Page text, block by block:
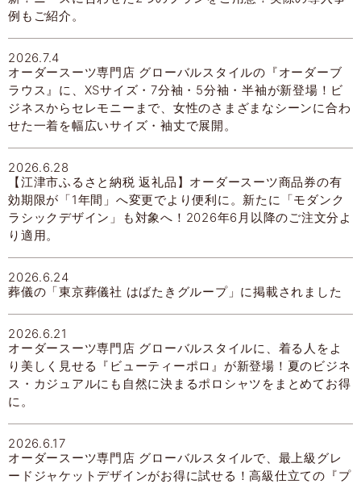
例もご紹介。
2026.7.4
オーダースーツ専門店 グローバルスタイルの『オーダーブ
ラウス』に、XSサイズ・7分袖・5分袖・半袖が新登場！ビ
ジネスからセレモニーまで、女性のさまざまなシーンに合わ
せた一着を幅広いサイズ・袖丈で展開。
2026.6.28
【江津市ふるさと納税 返礼品】オーダースーツ商品券の有
効期限が「1年間」へ変更でより便利に。新たに「モダンク
ラシックデザイン」も対象へ！2026年6月以降のご注文分よ
り適用。
2026.6.24
葬儀の「東京葬儀社 はばたきグループ」に掲載されました
2026.6.21
オーダースーツ専門店 グローバルスタイルに、着る人をよ
り美しく見せる『ビューティーポロ』が新登場！夏のビジネ
ス・カジュアルにも自然に決まるポロシャツをまとめてお得
に。
2026.6.17
オーダースーツ専門店 グローバルスタイルで、最上級グレ
ードジャケットデザインがお得に試せる！高級仕立ての『プ